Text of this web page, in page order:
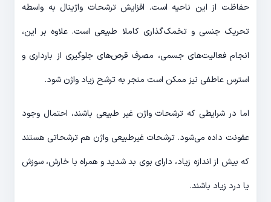
حفاظت از این ناحیه است. افزایش ترشحات واژینال به واسطه
تحریک جنسی و تخمک‌گذاری کاملا طبیعی است. علاوه بر این،
انجام فعالیت‌های جسمی، مصرف قرص‌های جلوگیری از بارداری و
استرس عاطفی نیز ممکن است منجر به ترشح زیاد واژن شود.
اما در شرایطی که ترشحات واژن غیر طبیعی باشند، احتمال وجود
عفونت داده می‌شود. ترشحات غیرطبیعی واژن هم ترشحاتی هستند
که بیش از اندازه زیاد، دارای بوی بد شدید و همراه با خارش، سوزش
یا درد زیاد باشند.